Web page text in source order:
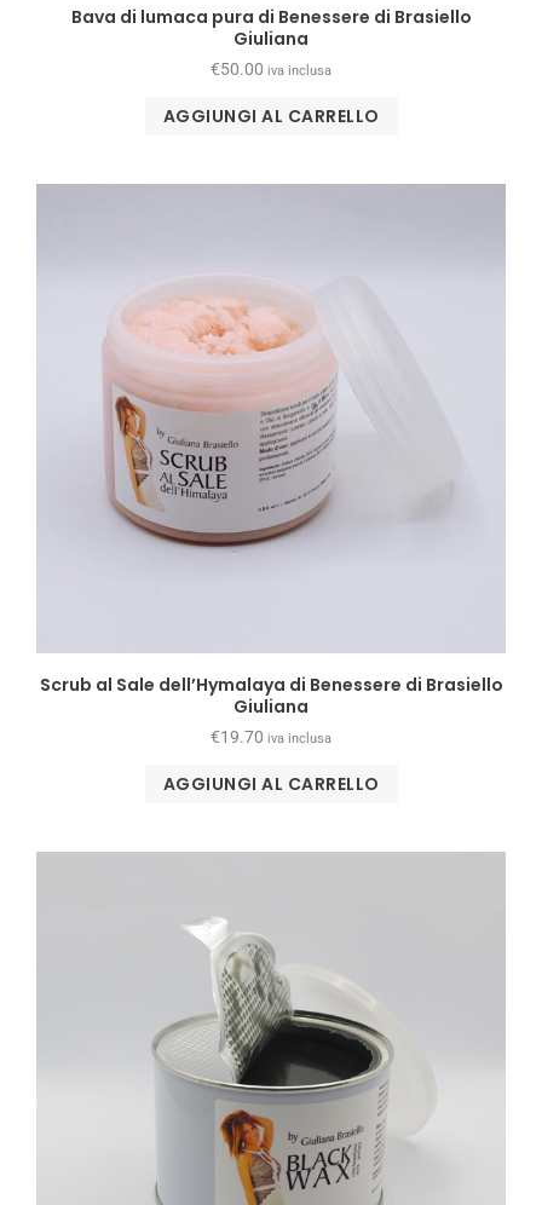
Bava di lumaca pura di Benessere di Brasiello
Giuliana
€50.00 iva inclusa
AGGIUNGI AL CARRELLO
Scrub al Sale dell’Hymalaya di Benessere di Brasiello
Giuliana
€19.70 iva inclusa
AGGIUNGI AL CARRELLO